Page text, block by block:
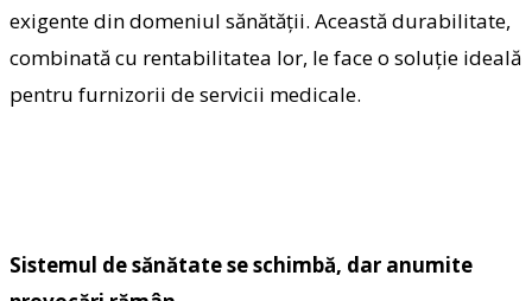
exigente din domeniul sănătății. Această durabilitate,
combinată cu rentabilitatea lor, le face o soluție ideală
pentru furnizorii de servicii medicale.
Sistemul de sănătate se schimbă, dar anumite